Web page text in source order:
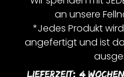
an unsere
*Jedes Produkt
angefertigt und ist
Lieferzeit: 4